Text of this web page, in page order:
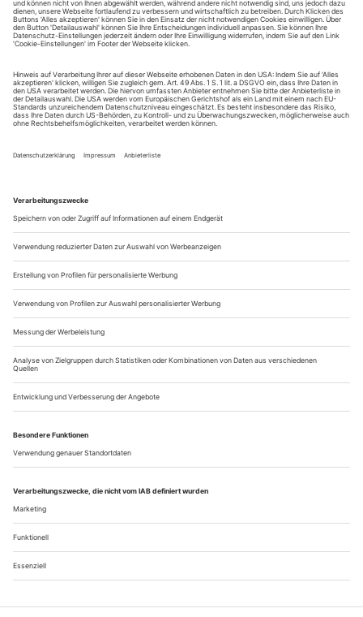
Öhman und Sasha Waltz eine neue Intendanz. Klingt doch
super, oder? Na...
Jirí Kylián
16 Tanzschaffende denken darüber nach, was Heimat für sie
persönlich bedeutet
«Heimat» bedeutet. Es heißt
Wenn wir diese Idee weiterverfolgen, könnte es auch
bedeuten, dass dort, wo unser Haus steht, gleichzeitig unsere
«Heimat» ist.
Eigentlich sollte ich diesen Beitrag «Heimat und Migration»...
Anna Dankova
Tanzakteure mit den besten Aussichten
Drei Damen reiten auf einem aufblasbaren Springbrunnen,
tanzen auf dem Rand des schwankenden Beckens, ringen
miteinander in einer luftgefüllten, vier Meter durchmessenden
Brunnenschale. In der zeitgenössischen Tanzkunst würde
allein dieses Bild Applaus erheischen. Die bulgarische
Choreografin Anna Dankova setzt Entscheidendes noch oben
drauf. Ihre Tänzerinnen kauen...
Über uns Kontakt Kritikerumfrage Newsletter